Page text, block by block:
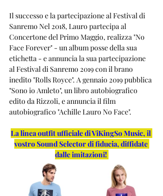
Il successo e la partecipazione al Festival di
Sanremo Nel 2018, Lauro partecipa al
Concertone del Primo Maggio, realizza "No
Face Forever" - un album posse della sua
etichetta - e annuncia la sua partecipazione
al Festival di Sanremo 2019 con il brano
inedito "Rolls Royce". A gennaio 2019 pubblica
"Sono io Amleto", un libro autobiografico
edito da Rizzoli, e annuncia il film
autobiografico "Achille Lauro No Face".
La linea outfit ufficiale di ViKingSo Music, il
vostro Sound Selector di fiducia, diffidate
dalle imitazioni!